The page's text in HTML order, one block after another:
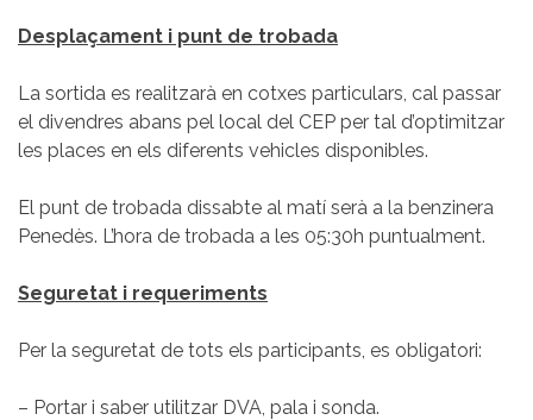
Desplaçament i punt de trobada
La sortida es realitzarà en cotxes particulars, cal passar
el divendres abans pel local del CEP per tal d’optimitzar
les places en els diferents vehicles disponibles.
El punt de trobada dissabte al matí serà a la benzinera
Penedès. L’hora de trobada a les 05:30h puntualment.
Seguretat i requeriments
Per la seguretat de tots els participants, es obligatori:
– Portar i saber utilitzar DVA, pala i sonda.